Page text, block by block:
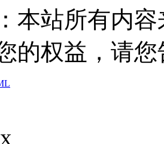
本站所有内
的权益，请
x